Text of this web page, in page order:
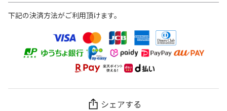
下記の決済方法がご利用頂けます。
シェアする